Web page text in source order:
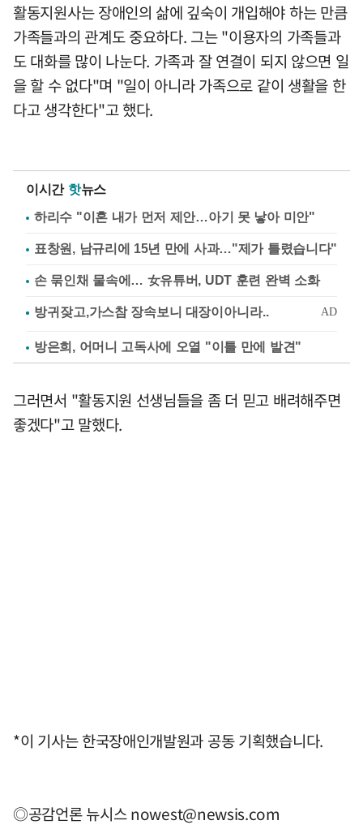
활동지원사는 장애인의 삶에 깊숙이 개입해야 하는 만큼
가족들과의 관계도 중요하다. 그는 "이용자의 가족들과
도 대화를 많이 나눈다. 가족과 잘 연결이 되지 않으면 일
을 할 수 없다"며 "일이 아니라 가족으로 같이 생활을 한
다고 생각한다"고 했다.
이시간 핫뉴스
하리수 "이혼 내가 먼저 제안…아기 못 낳아 미안"
표창원, 남규리에 15년 만에 사과…"제가 틀렸습니다"
손 묶인채 물속에… 女유튜버, UDT 훈련 완벽 소화
방은희, 어머니 고독사에 오열 "이틀 만에 발견"
그러면서 "활동지원 선생님들을 좀 더 믿고 배려해주면
좋겠다"고 말했다.
*이 기사는 한국장애인개발원과 공동 기획했습니다.
◎공감언론 뉴시스nowest@newsis.com